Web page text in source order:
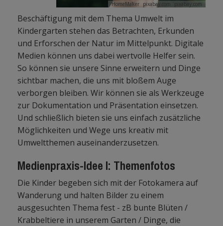
HomeMaker pixabay.com pixabay.com
Beschäftigung mit dem Thema Umwelt im
Kindergarten stehen das Betrachten, Erkunden
und Erforschen der Natur im Mittelpunkt. Digitale
Medien können uns dabei wertvolle Helfer sein.
So können sie unsere Sinne erweitern und Dinge
sichtbar machen, die uns mit bloßem Auge
verborgen bleiben. Wir können sie als Werkzeuge
zur Dokumentation und Präsentation einsetzen.
Und schließlich bieten sie uns einfach zusätzliche
Möglichkeiten und Wege uns kreativ mit
Umweltthemen auseinanderzusetzen.
Medienpraxis-Idee I: Themenfotos
Die Kinder begeben sich mit der Fotokamera auf
Wanderung und halten Bilder zu einem
ausgesuchten Thema fest - zB bunte Blüten /
Krabbeltiere in unserem Garten / Dinge, die